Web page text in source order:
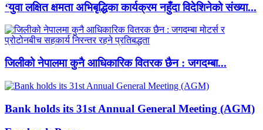
‘युवा लक्षित क्षमता अभिबृद्धिका कार्यक्रम नहुँदा विदेशिनेको संख्या...
जिलीको नेपालमा कुनै आधिकारिक वितरक छैन : जगदम्बा...
Bank holds its 31st Annual General Meeting (AGM)